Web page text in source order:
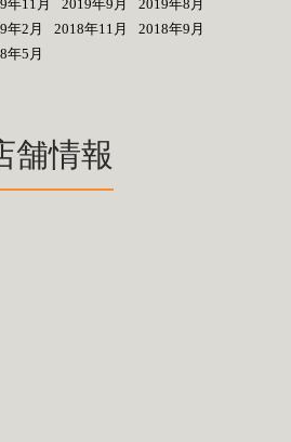
年11月 2019年9月
2019年8月
年2月 2018年11月
2018年9月
年5月
舗情報